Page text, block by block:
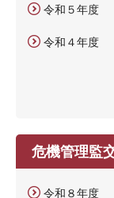
令和５年度
令和４年度
危機管理監
令和８年度